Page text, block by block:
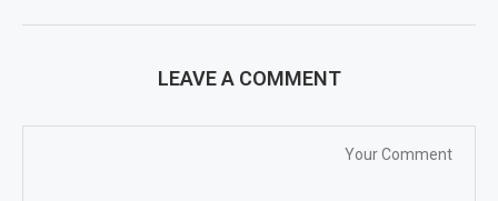
LEAVE A COMMENT